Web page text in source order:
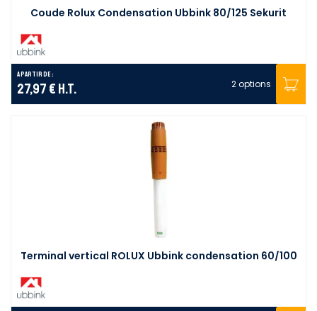
Coude Rolux Condensation Ubbink 80/125 Sekurit
A partir de :
27,97 € H.T. 2 options
Terminal vertical ROLUX Ubbink condensation 60/100